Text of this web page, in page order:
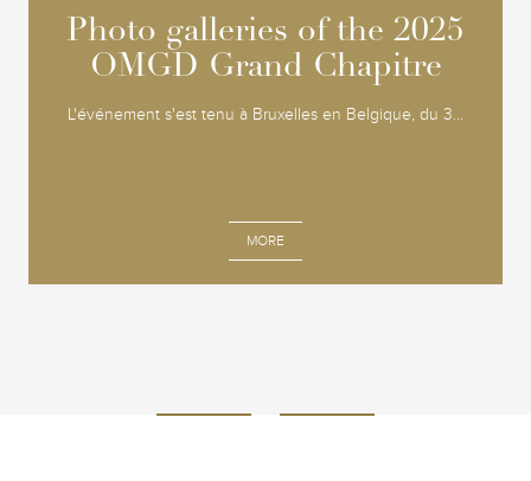
Photo galleries of the 2025
OMGD Grand Chapitre
L'événement s'est tenu à Bruxelles en Belgique, du 3...
MORE
Photo galleries of the 2025
OMGD Grand Chapitre